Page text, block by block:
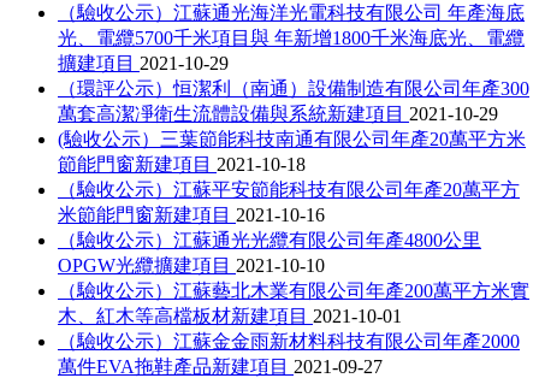
（驗收公示）江蘇通光海洋光電科技有限公司 年產海底
光、電纜5700千米項目與 年新增1800千米海底光、電纜
擴建項目 2021-10-29
（環評公示）恒潔利（南通）設備制造有限公司年產300
萬套高潔凈衛生流體設備與系統新建項目 2021-10-29
(驗收公示）三葉節能科技南通有限公司年產20萬平方米
節能門窗新建項目 2021-10-18
（驗收公示）江蘇平安節能科技有限公司年產20萬平方
米節能門窗新建項目 2021-10-16
（驗收公示）江蘇通光光纜有限公司年產4800公里
OPGW光纜擴建項目 2021-10-10
（驗收公示）江蘇藝北木業有限公司年產200萬平方米實
木、紅木等高檔板材新建項目 2021-10-01
（驗收公示）江蘇金金雨新材料科技有限公司年產2000
萬件EVA拖鞋產品新建項目 2021-09-27